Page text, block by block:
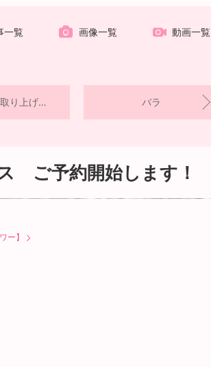
一覧 画像一覧 動画一覧
げられました バラ
ご予約開始します！
ー】